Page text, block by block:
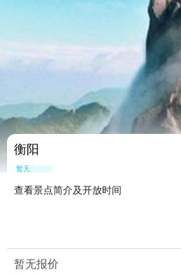
衡阳
暂无点评
查看景点简介及开放时间
暂无报价